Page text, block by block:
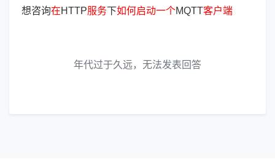
想咨询在HTTP服务下如何启动一个MQTT客户端
年代过于久远，无法发表回答